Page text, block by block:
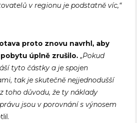
v regionu je podstatně víc,“
proto znovu navrhl, aby
úplně zrušilo. „Pokud
tyto částky a je spojen
tak je skutečně nejjednodušší
toho důvodu, že ty náklady
jsou v porovnání s výnosem